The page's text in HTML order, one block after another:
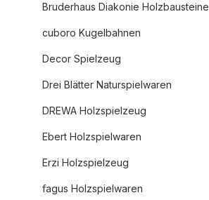
Bruderhaus Diakonie Holzbausteine
cuboro Kugelbahnen
Decor Spielzeug
Drei Blätter Naturspielwaren
DREWA Holzspielzeug
Ebert Holzspielwaren
Erzi Holzspielzeug
fagus Holzspielwaren